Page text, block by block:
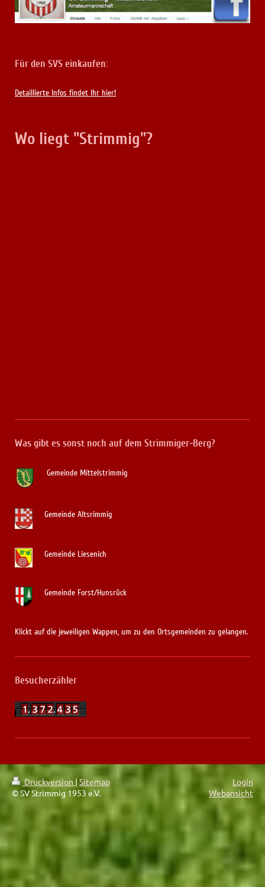
Für den SVS einkaufen:
Detaillierte Infos findet Ihr hier!
Wo liegt "Strimmig"?
Was gibt es sonst noch auf dem Strimmiger-Berg?
Gemeinde Mittelstrimmig
Gemeinde Altsrimmig
Gemeinde Liesenich
Gemeinde Forst/Hunsrück
Klickt auf die jeweiligen Wappen, um zu den Ortsgemeinden zu gelangen.
Besucherzähler
Druckversion | Sitemap
© SV Strimmig 1953 e.V.
Login
Webansicht